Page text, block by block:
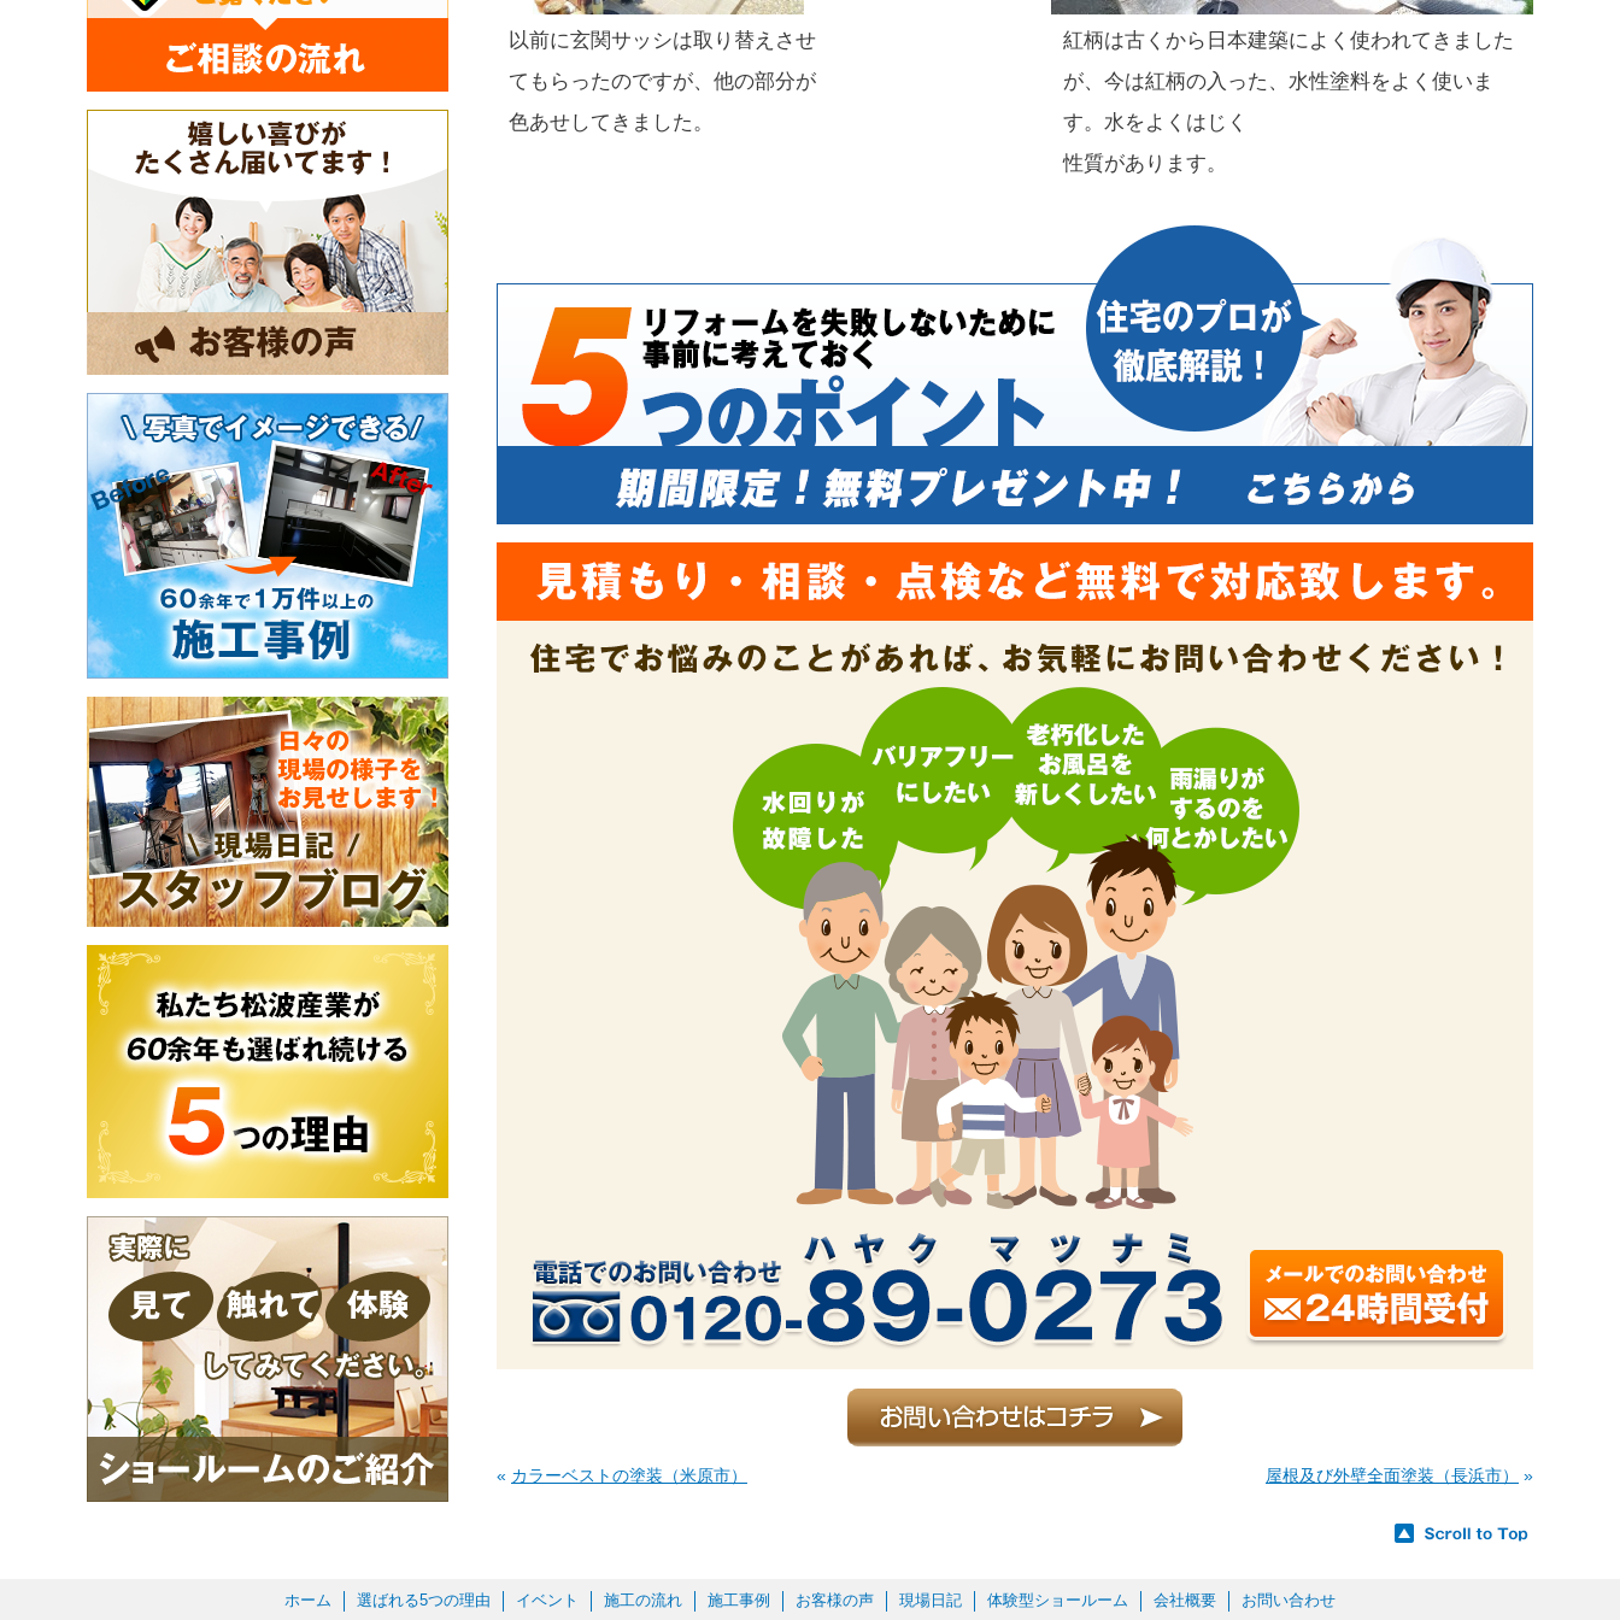
以前に玄関サッシは取り替えさせ
てもらったのですが、他の部分が
色あせしてきました。
紅柄は古くから日本建築によく使われてきました
が、今は紅柄の入った、水性塗料をよく使いま
す。水をよくはじく
性質があります。
« カラーベストの塗装（米原市） 屋根及び外壁全面塗装（長浜市） »
ホーム 選ばれる5つの理由 イベント 施工の流れ 施工事例 お客様の声 現場日記 体験型ショールーム 会社概要 お問い合わせ